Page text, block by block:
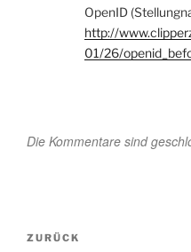
OpenID
http://
01/26/
Die Kommentare sind
Beitragsnavigation
Vorheriger
ZURÜCK